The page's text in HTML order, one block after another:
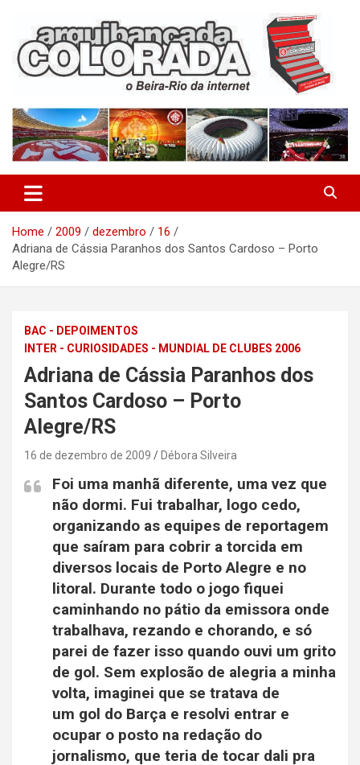
content
Arquibancada Colorada
Home 2009 dezembro
16
Adriana de Cássia Paranhos dos Santos Cardoso – Porto
Alegre/RS
BAC - DEPOIMENTOS
INTER - CURIOSIDADES - MUNDIAL DE CLUBES 2006
Adriana de Cássia Paranhos dos
Santos Cardoso – Porto
Alegre/RS
16 de dezembro de 2009 Débora Silveira
Foi uma manhã diferente, uma vez que
não dormi. Fui trabalhar, logo cedo,
organizando as equipes de reportagem
que saíram para cobrir a torcida em
diversos locais de Porto Alegre e no
litoral. Durante todo o jogo fiquei
caminhando no pátio da emissora onde
trabalhava, rezando e chorando, e só
parei de fazer isso quando ouvi um grito
de gol. Sem explosão de alegria a minha
volta, imaginei que se tratava de
um gol do Barça e resolvi entrar e
ocupar o posto na redação do
jornalismo, que teria de tocar dali pra